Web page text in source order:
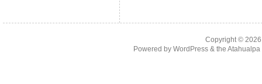
Copyright ©
Powered by WordPress& the Atahualpa